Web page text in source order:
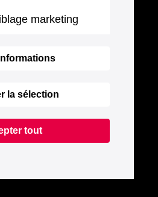
marketing
la sélection
tout